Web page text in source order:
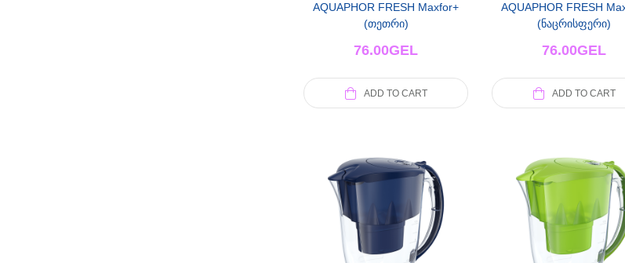
AQUAPHOR FRESH Maxfor+
(თეთრი)
76.00GEL
ADD TO CART
AQUAPHOR FRESH
(ნაცრისფერი)
76.00GEL
ADD TO CART